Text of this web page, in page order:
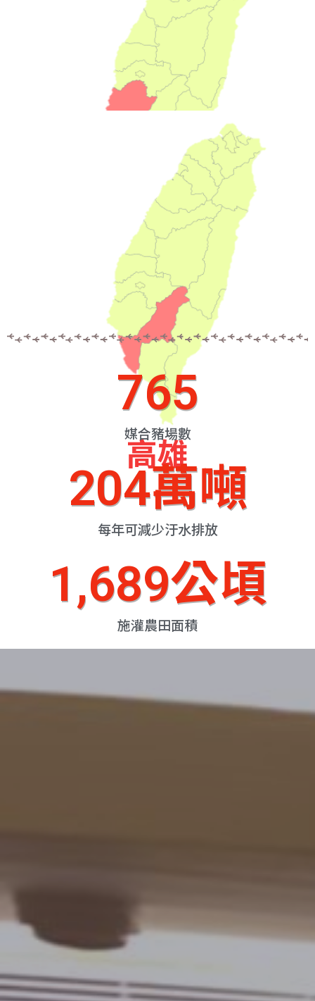
彰化
台南
112場
年施灌總量
高雄
81場
年施灌總量
12萬公噸
施灌農地面積105公頃
765
媒合豬場數
204萬噸
每年可減少汙水排放
1,689公頃
施灌農田面積